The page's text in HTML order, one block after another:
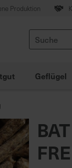
Produktion
Suche
Geflügel